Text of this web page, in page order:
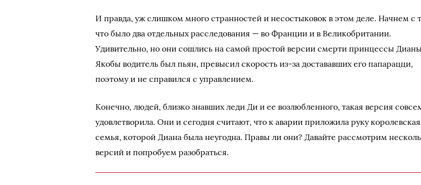
И правда, уж слишком много странностей и несостыковок в этом деле. Начнем с
что было два отдельных расследования — во Франции и в Великобритании.
Удивительно, но они сошлись на самой простой версии смерти принцессы
Якобы водитель был пьян, превысил скорость из-за достававших его папарацци,
поэтому и не справился с управлением.
Конечно, людей, близко знавших леди Ди и ее возлюбленного, такая версия
удовлетворила. Они и сегодня считают, что к аварии приложила руку королевская
семья, которой Диана была неугодна. Правы ли они? Давайте рассмотрим
версий и попробуем разобраться.